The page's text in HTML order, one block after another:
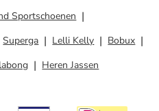
Sportschoenen
Superga Lelli Kelly
Bobux
Heren Jassen